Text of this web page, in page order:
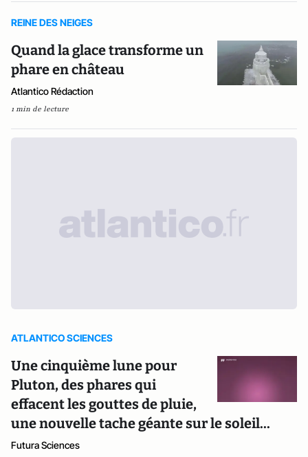
REINE DES NEIGES
Quand la glace transforme un
phare en château
Atlantico Rédaction
1 min de lecture
ATLANTICO SCIENCES
Une cinquième lune pour
Pluton, des phares qui
effacent les gouttes de pluie,
une nouvelle tache géante sur le soleil...
Futura Sciences